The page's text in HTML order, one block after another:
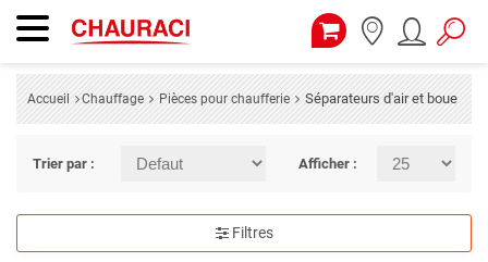
Accueil Chauffage Pièces pour chaufferie Séparateurs d'air et boue
Trier par : Afficher :
Filtres